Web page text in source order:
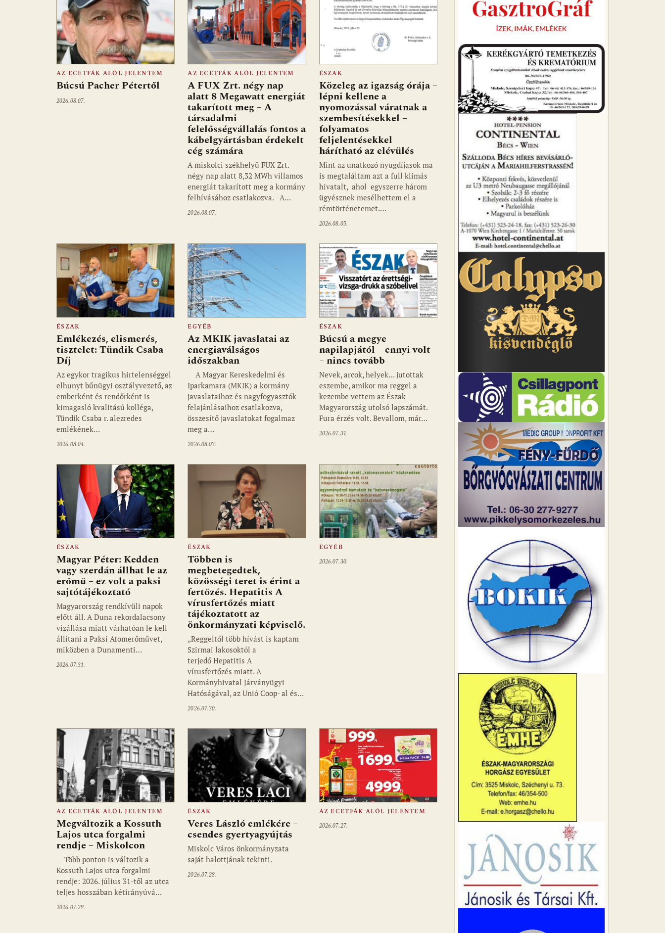
AZ ECETFÁK ALÓL JELENTEM
Búcsú Pacher Pétertől
2026.08.07.
AZ ECETFÁK ALÓL JELENTEM
A FUX Zrt. négy nap
alatt 8 Megawatt energiát
takarított meg – A
társadalmi
felelősségvállalás fontos a
kábelgyártásban érdekelt
cég számára
A miskolci székhelyű FUX Zrt.
négy nap alatt 8,32 MWh villamos
energiát takarított meg a kormány
felhívásához csatlakozva. A…
2026.08.07.
ÉSZAK
Közeleg az igazság órája –
lépni kellene a
nyomozással váratnak a
szembesítésekkel –
folyamatos
feljelentésekkel
hárítható az elévülés
Mint az unatkozó nyugdíjasok ma
is megtaláltam azt a full klimás
hivatalt, ahol egyszerre három
ügyésznek mesélhettem el a
rémtörténetemet.…
2026.08.05.
ÉSZAK
Emlékezés, elismerés,
tisztelet: Tündik Csaba
Díj
Az egykor tragikus hirtelenséggel
elhunyt bűnügyi osztályvezető, az
emberként és rendőrként is
kimagasló kvalitású kolléga,
Tündik Csaba r. alezredes
emlékének…
2026.08.04.
EGYÉB
Az MKIK javaslatai az
energiaválságos
időszakban
A Magyar Kereskedelmi és
Iparkamara (MKIK) a kormány
javaslataihoz és nagyfogyasztók
felajánlásaihoz csatlakozva,
összesítő javaslatokat fogalmaz
meg a…
2026.08.03.
ÉSZAK
Búcsú a megye
napilapjától – ennyi volt
– nincs tovább
Nevek, arcok, helyek… jutottak
eszembe, amikor ma reggel a
kezembe vettem az Észak-
Magyarország utolsó lapszámát.
Fura érzés volt. Bevallom, már…
2026.07.31.
ÉSZAK
Magyar Péter: Kedden
vagy szerdán állhat le az
erőmű – ez volt a paksi
sajtótájékoztató
Magyarország rendkívüli napok
előtt áll. A Duna rekordalacsony
vízállása miatt várhatóan le kell
állítani a Paksi Atomerőművet,
miközben a Dunamenti…
2026.07.31.
ÉSZAK
Többen is
megbetegedtek,
közösségi teret is érint a
fertőzés. Hepatitis A
vírusfertőzés miatt
tájékoztatott az
önkormányzati képviselő.
„Reggeltől több hívást is kaptam
Szirmai lakosoktól a
terjedő Hepatitis A
vírusfertőzés miatt. A
Kormányhivatal Járványügyi
Hatóságával, az Unió Coop- al és…
2026.07.30.
EGYÉB
2026.07.30.
AZ ECETFÁK ALÓL JELENTEM
Megváltozik a Kossuth
Lajos utca forgalmi
rendje – Miskolcon
Több ponton is változik a
Kossuth Lajos utca forgalmi
rendje: 2026. július 31-től az utca
teljes hosszában kétirányúvá…
2026.07.29.
ÉSZAK
Veres László emlékére –
csendes gyertyagyújtás
Miskolc Város önkormányzata
saját halottjának tekinti.
2026.07.28.
AZ ECETFÁK ALÓL JELENTEM
2026.07.27.